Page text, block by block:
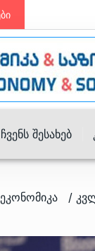
Ჩვენს Შესახებ
ეკონომიკა